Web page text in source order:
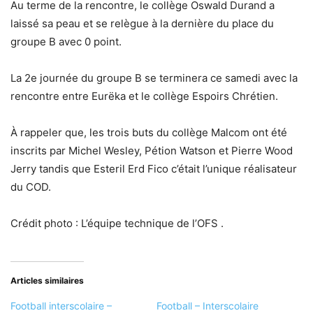
Au terme de la rencontre, le collège Oswald Durand a
laissé sa peau et se relègue à la dernière du place du
groupe B avec 0 point.
La 2e journée du groupe B se terminera ce samedi avec la
rencontre entre Eurëka et le collège Espoirs Chrétien.
À rappeler que, les trois buts du collège Malcom ont été
inscrits par Michel Wesley, Pétion Watson et Pierre Wood
Jerry tandis que Esteril Erd Fico c’était l’unique réalisateur
du COD.
Crédit photo : L’équipe technique de l’OFS .
Articles similaires
Football interscolaire – Football – Interscolaire